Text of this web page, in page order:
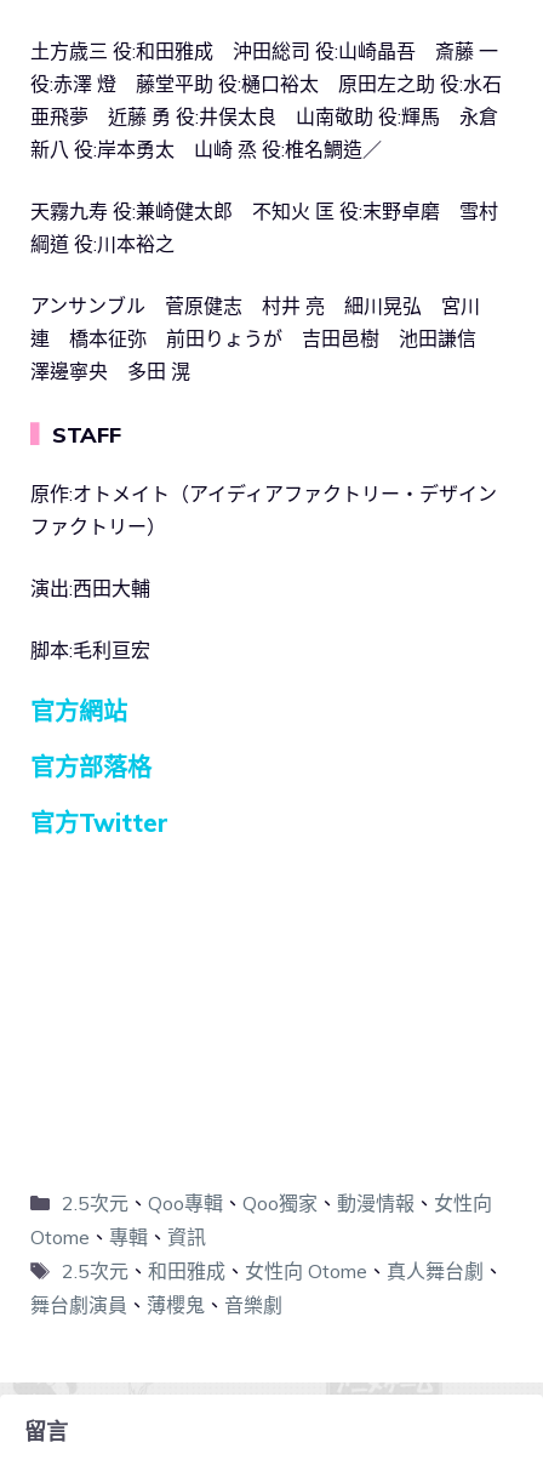
土方歳三 役:和田雅成 沖田総司 役:山崎晶吾 斎藤 一
役:赤澤 燈 藤堂平助 役:樋口裕太 原田左之助 役:水石
亜飛夢 近藤 勇 役:井俣太良 山南敬助 役:輝馬 永倉
新八 役:岸本勇太 山崎 烝 役:椎名鯛造／
天霧九寿 役:兼崎健太郎 不知火 匡 役:末野卓磨 雪村
綱道 役:川本裕之
アンサンブル 菅原健志 村井 亮 細川晃弘 宮川
連 橋本征弥 前田りょうが 吉田邑樹 池田謙信
澤邊寧央 多田 滉
STAFF
原作:オトメイト（アイディアファクトリー・デザイン
ファクトリー）
演出:西田大輔
脚本:毛利亘宏
官方網站
官方部落格
官方Twitter
2.5次元、 Qoo專輯、 Qoo獨家 、 動漫情報 、 女性向
Otome 、 專輯 、 資訊
2.5次元、 和田雅成、 女性向 Otome 、 真人舞台劇 、
舞台劇演員 、 薄櫻鬼 、 音樂劇
留言